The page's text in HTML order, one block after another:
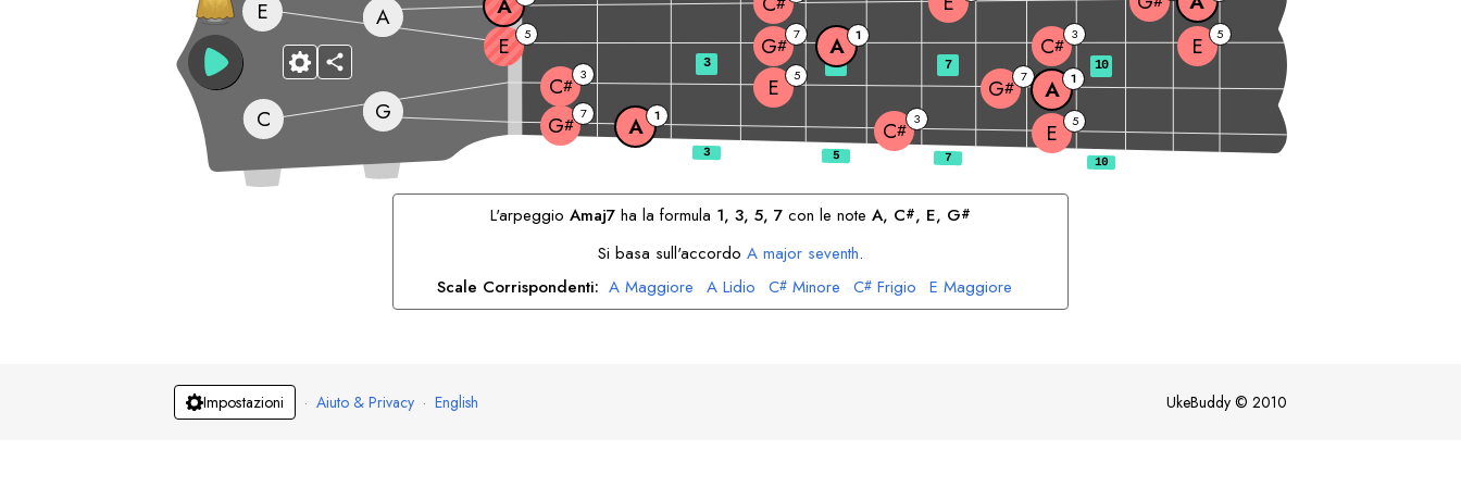
G G# 7 A 1
C# 3 E 5
C
C# 3 E 5 G# 7 A 1
E
E
5 G# 7 A 1 C# 3 E 5
A
3 5 7 10
L'arpeggio Amaj7 ha la formula 1, 3, 5, 7 con le note A, C#, E, G#
Si basa sull'accordo A major seventh.
Scale Corrispondenti: A Maggiore A Lidio C# Minore C# Frigio E Maggiore
E Misolidio G# Frigio G# Locrio
Impostazioni · Aiuto & Privacy · English UkeBuddy © 2010